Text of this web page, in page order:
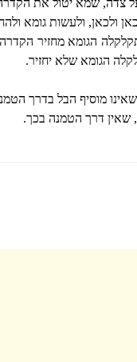
שמא יטול את הקדרה
ולכאן, ולעשות גומא
הגומא מחזיר
הגומא שלא יחזיר.
מוסיף הבל בדרך
שאין דרך הטמנה בכך.